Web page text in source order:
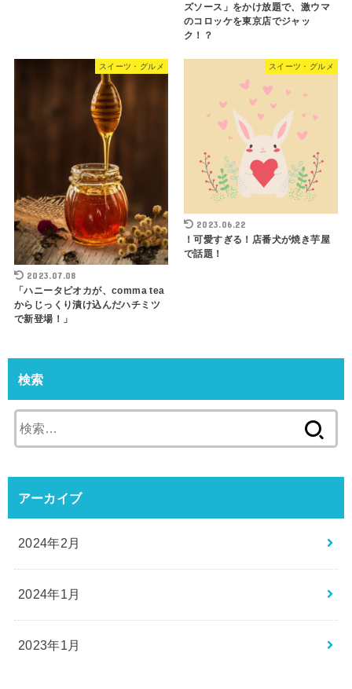
ズソース」をかけ放題で、激ウマ
のコロッケを東京店でジャッ
ク！？
スイーツ・グルメ
2023.07.08
「ハニータピオカが、comma tea
からじっくり漬け込んだハチミツ
で新登場！」
スイーツ・グルメ
2023.06.22
！可愛すぎる！店番犬が焼き芋屋
で話題！
検索
索:
アーカイブ
2024年2月
2024年1月
2023年1月